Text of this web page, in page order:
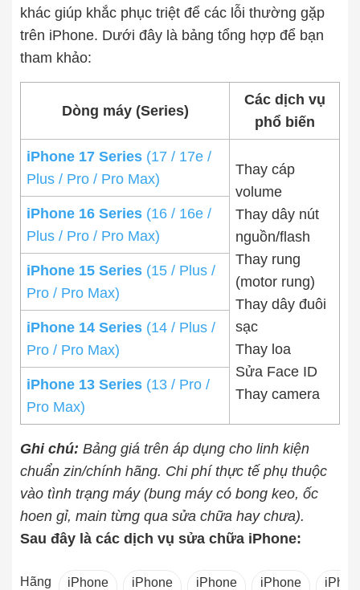
khác giúp khắc phục triệt để các lỗi thường gặp
trên iPhone. Dưới đây là bảng tổng hợp để bạn
tham khảo:
Dòng máy (Series)
Các dịch vụ
phổ biến
iPhone 17 Series (17 / 17e /
Plus / Pro / Pro Max)
Thay cáp
volume
Thay dây nút
nguồn/flash
Thay rung
(motor rung)
Thay dây đuôi
sạc
Thay loa
Sửa Face ID
Thay camera
iPhone 16 Series (16 / 16e /
Plus / Pro / Pro Max)
iPhone 15 Series (15 / Plus /
Pro / Pro Max)
iPhone 14 Series (14 / Plus /
Pro / Pro Max)
iPhone 13 Series (13 / Pro /
Pro Max)
Ghi chú: Bảng giá trên áp dụng cho linh kiện
chuẩn zin/chính hãng. Chi phí thực tế phụ thuộc
vào tình trạng máy (bung máy có bong keo, ốc
hoen gỉ, main từng qua sửa chữa hay chưa).
Sau đây là các dịch vụ sửa chữa iPhone:
Hãng
iPhone
iPhone
iPhone
iPhone